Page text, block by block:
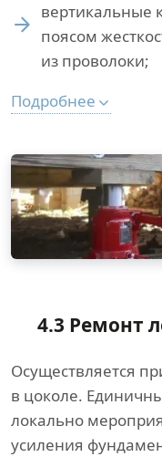
вертикальные
поясом
из проволоки;
Подробнее
4.3 Ремонт
Осуществляется
в цоколе.
локально
усиления